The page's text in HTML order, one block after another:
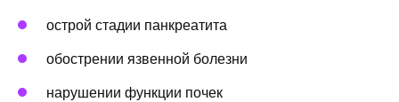
острой стадии панкреатита
обострении язвенной болезни
нарушении функции почек